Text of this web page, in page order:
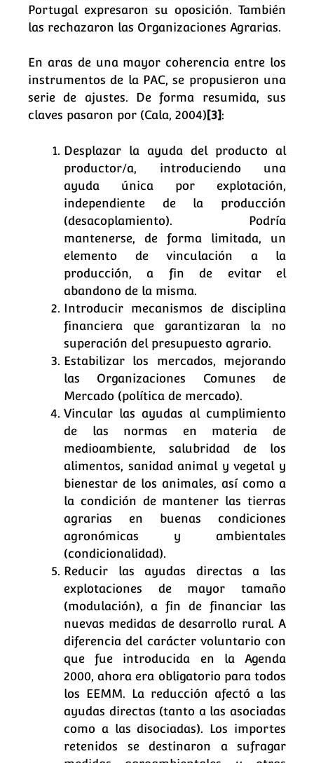
Portugal expresaron su oposición. También
las rechazaron las Organizaciones Agrarias.
En aras de una mayor coherencia entre los
instrumentos de la PAC, se propusieron una
serie de ajustes. De forma resumida, sus
claves pasaron por (Cala, 2004) [3]:
Desplazar la ayuda del producto al
productor/a, introduciendo una
ayuda única por explotación,
independiente de la producción
(desacoplamiento). Podría
mantenerse, de forma limitada, un
elemento de vinculación a la
producción, a fin de evitar el
abandono de la misma.
Introducir mecanismos de disciplina
financiera que garantizaran la no
superación del presupuesto agrario.
Estabilizar los mercados, mejorando
las Organizaciones Comunes de
Mercado (política de mercado).
Vincular las ayudas al cumplimiento
de las normas en materia de
medioambiente, salubridad de los
alimentos, sanidad animal y vegetal y
bienestar de los animales, así como a
la condición de mantener las tierras
agrarias en buenas condiciones
agronómicas y ambientales
(condicionalidad).
Reducir las ayudas directas a las
explotaciones de mayor tamaño
(modulación), a fin de financiar las
nuevas medidas de desarrollo rural. A
diferencia del carácter voluntario con
que fue introducida en la Agenda
2000, ahora era obligatorio para todos
los EEMM. La reducción afectó a las
ayudas directas (tanto a las asociadas
como a las disociadas). Los importes
retenidos se destinaron a sufragar